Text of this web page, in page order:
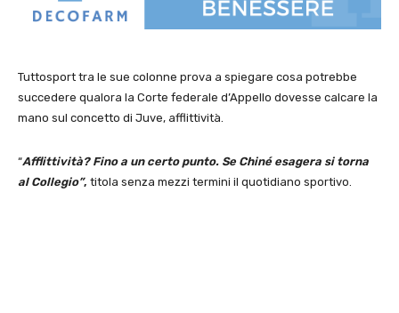
Tuttosport tra le sue colonne prova a spiegare cosa potrebbe
succedere qualora la Corte federale d’Appello dovesse calcare la
mano sul concetto di Juve, afflittività.
“Afflittività? Fino a un certo punto. Se Chiné esagera si torna
al Collegio”, titola senza mezzi termini il quotidiano sportivo.